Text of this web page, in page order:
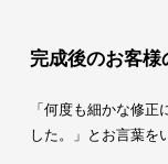
完成後のお客
「何度も細かな修
した。」とお言葉を